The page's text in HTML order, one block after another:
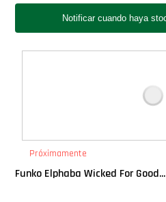
Próximamente
Funko Elphaba Wicked For Good...